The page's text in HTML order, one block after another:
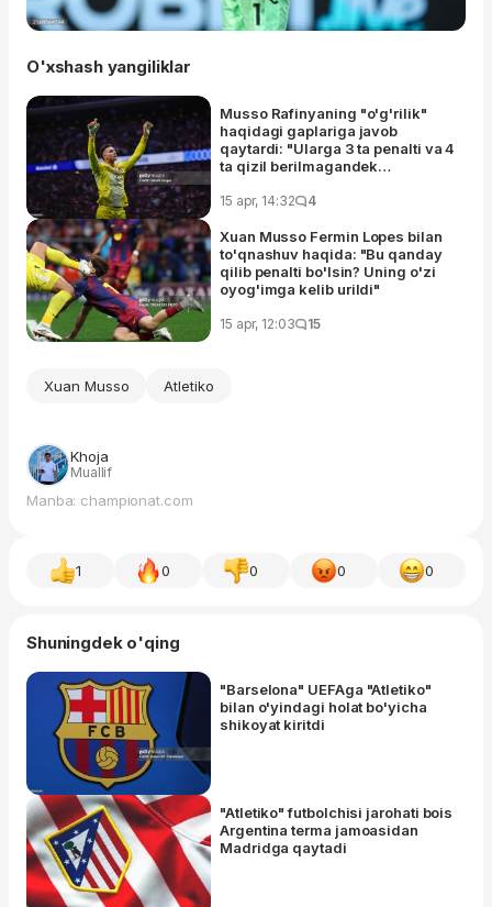
O'xshash yangiliklar
Musso Rafinyaning "o'g'rilik"
haqidagi gaplariga javob
qaytardi: "Ularga 3 ta penalti va 4
ta qizil berilmagandek
15 apr, 14:32 4
Xuan Musso Fermin Lopes bilan
to'qnashuv haqida: "Bu qanday
qilib penalti bo'lsin? Uning o'zi
oyog'imga kelib urildi"
15 apr, 12:03 15
Xuan Musso Atletiko
Khoja
Muallif
Manba: championat.com
1 0 0 0 0
Shuningdek o'qing
"Barselona" UEFAga "Atletiko"
bilan o'yindagi holat bo'yicha
shikoyat kiritdi
"Atletiko" futbolchisi jarohati bois
Argentina terma jamoasidan
Madridga qaytadi